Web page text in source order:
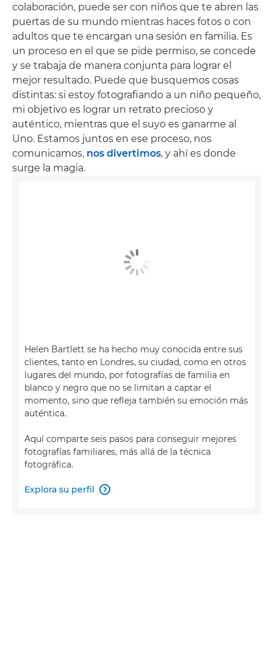
colaboración, puede ser con niños que te abren las
puertas de su mundo mientras haces fotos o con
adultos que te encargan una sesión en familia. Es
un proceso en el que se pide permiso, se concede
y se trabaja de manera conjunta para lograr el
mejor resultado. Puede que busquemos cosas
distintas: si estoy fotografiando a un niño pequeño,
mi objetivo es lograr un retrato precioso y
auténtico, mientras que el suyo es ganarme al
Uno. Estamos juntos en ese proceso, nos
comunicamos, nos divertimos, y ahí es donde
surge la magia.
Helen Bartlett se ha hecho muy conocida entre sus
clientes, tanto en Londres, su ciudad, como en otros
lugares del mundo, por fotografías de familia en
blanco y negro que no se limitan a captar el
momento, sino que refleja también su emoción más
auténtica.
Aquí comparte seis pasos para conseguir mejores
fotografías familiares, más allá de la técnica
fotográfica.
Explora su perfil 